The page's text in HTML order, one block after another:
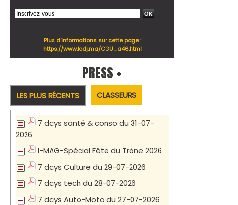
Plus d'informations sur cette page :
https://www.lodj.ma/CGU_a46.html
PRESS +
LES PLUS RÉCENTS CLASSEURS
7 days santé & conso du 31-07-
2026
I-MAG-Spécial Fête du Trône 2026
7 days Culture du 29-07-2026
7 days tech du 28-07-2026
7 days Auto-Moto du 27-07-2026